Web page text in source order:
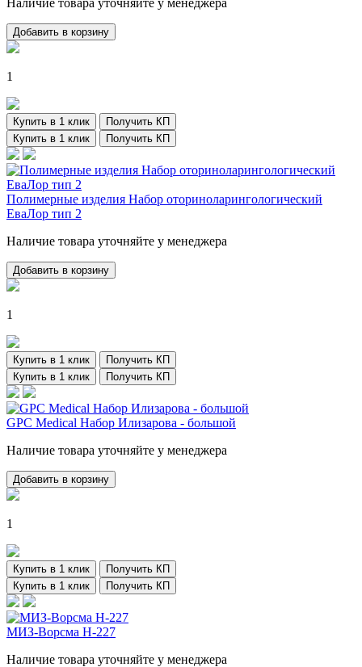
Добавить в корзину
1
Купить в 1 клик
Получить КП
Купить в 1 клик
Получить КП
Полимерные изделия Набор оториноларингологический
ЕваЛор тип 2
Наличие товара уточняйте у менеджера
Добавить в корзину
1
Купить в 1 клик
Получить КП
Купить в 1 клик
Получить КП
GPC Medical Набор Илизарова - большой
Наличие товара уточняйте у менеджера
Добавить в корзину
1
Купить в 1 клик
Получить КП
Купить в 1 клик
Получить КП
МИЗ-Ворсма Н-227
Наличие товара уточняйте у менеджера